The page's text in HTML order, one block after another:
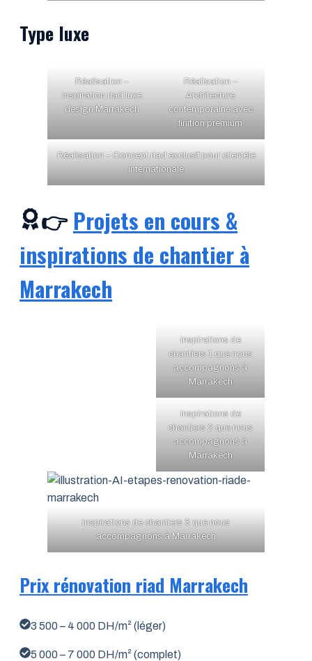
Type luxe
Réalisation –
Inspiration riad luxe
design Marrakech
Réalisation –
Architecture
contemporaine avec
finition premium
Réalisation – Concept riad exclusif pour clientèle
internationale
👉Projets en cours &
inspirations de chantier à
Marrakech
inspirations de
chantiers 1 que nous
accompagnons à
Marrakech
inspirations de
chantiers 2 que nous
accompagnons à
Marrakech
inspirations de chantiers 3 que nous
accompagnons à Marrakech
Prix rénovation riad Marrakech
3 500 – 4 000 DH/m² (léger)
5 000 – 7 000 DH/m² (complet)